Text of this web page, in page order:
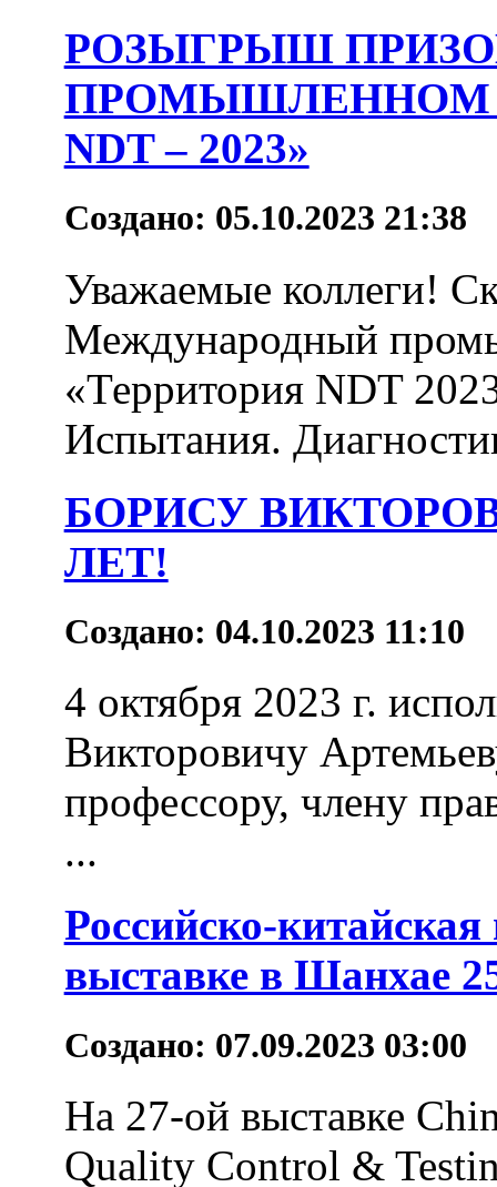
РОЗЫГРЫШ
ПРОМЫШЛЕННОМ
NDT – 2023»
Создано: 05.10.2023 21:38
Уважаемые коллеги!
Международный
«Территория NDT
Испытания.
БОРИСУ
ЛЕТ!
Создано: 04.10.2023 11:10
4 октября 2023 г.
Викторовичу
профессору, члену
...
Российско-
выставке в Шанхае
Создано: 07.09.2023 03:00
На 27-ой выставке
Quality Control &